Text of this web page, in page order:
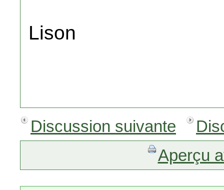
Lison
Discussion suivante
Aperçu